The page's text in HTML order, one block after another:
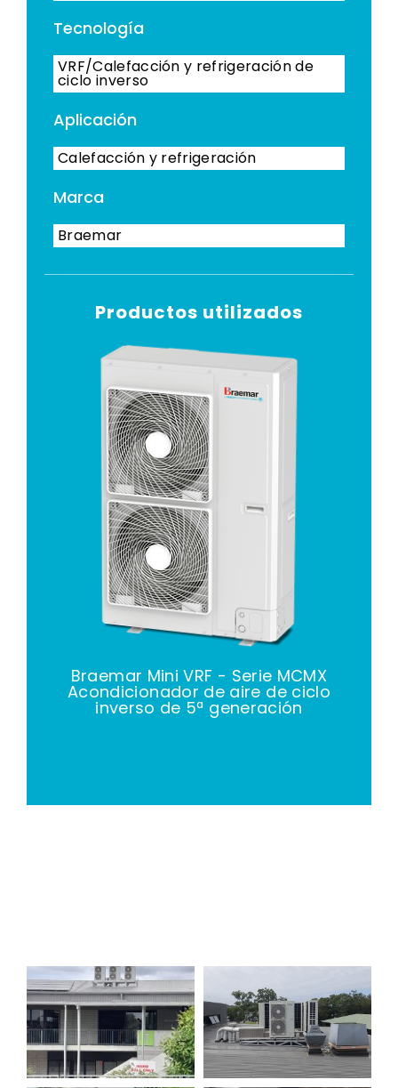
Tecnología
VRF/Calefacción y refrigeración de
ciclo inverso
Aplicación
Calefacción y refrigeración
Marca
Braemar
Productos utilizados
Braemar Mini VRF - Serie MCMX
Acondicionador de aire de ciclo
inverso de 5ª generación